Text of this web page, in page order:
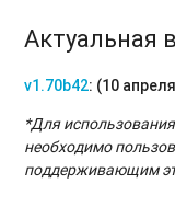
Актуальная
v1.70b42: (10
*Для
необходимо
поддерживающим